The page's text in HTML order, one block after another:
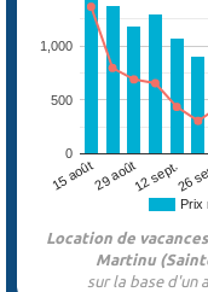
Prix
15 août29 août12 sept.26
0
500
1,000
Location de
Martinu
sur la base d'un